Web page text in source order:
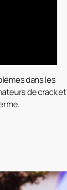
dans les
de crack et